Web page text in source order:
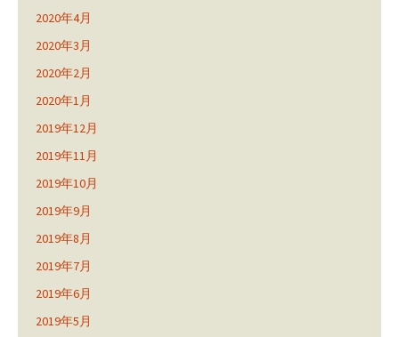
2020年4月
2020年3月
2020年2月
2020年1月
2019年12月
2019年11月
2019年10月
2019年9月
2019年8月
2019年7月
2019年6月
2019年5月